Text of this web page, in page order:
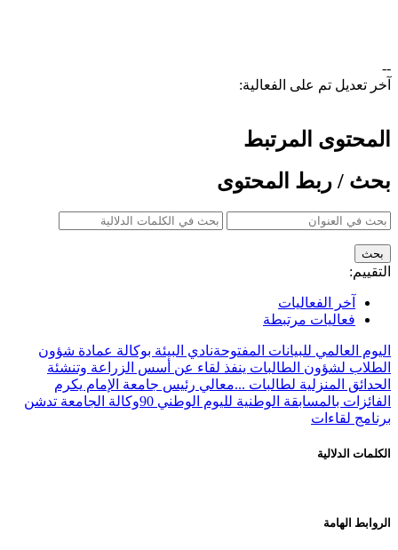
--
آخر تعديل تم على الفعالية:
المحتوى المرتبط
بحث / ربط المحتوى
التقييم:
آخر الفعاليات
فعاليات مرتبطة
اليوم العالمي للبيانات المفتوحةنادي البيئة بوكالة عمادة شؤون
الطلاب لشؤون الطالبات ينفذ لقاء عن أسس الزراعة وتنشئة
الحدائق المنزلية لطالبات ...معالي رئيس جامعة الإمام يكرم
الفائزات بالمسابقة الوطنية لليوم الوطني 90
وكالة الجامعة تدشن
برنامج لقاءات
الكلمات الدلالية
الروابط الهامة